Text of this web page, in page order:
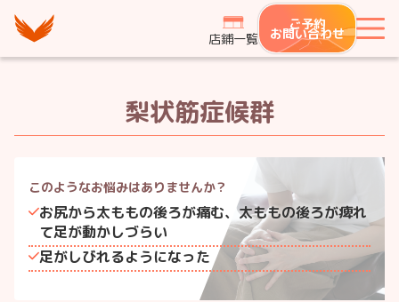
つながり整骨鍼灸院グループ
店鋪一覧
ご予約
お問い合わせ
梨状筋症候群
このようなお悩みはありませんか？
お尻から太ももの後ろが痛む、太ももの後ろが痺れ
て足が動かしづらい
足がしびれるようになった